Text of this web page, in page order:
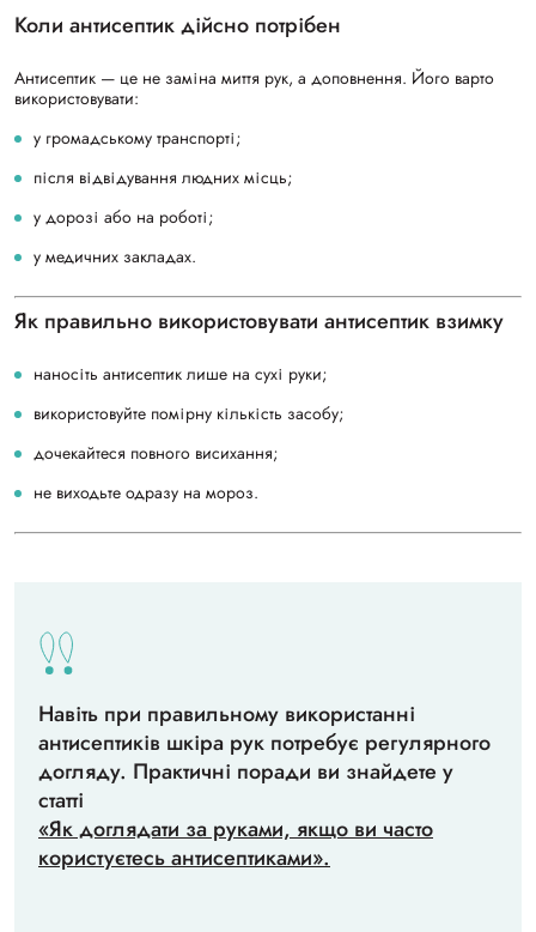
Коли антисептик дійсно потрібен
Антисептик — це не заміна миття рук, а доповнення. Його варто
використовувати:
у громадському транспорті;
після відвідування людних місць;
у дорозі або на роботі;
у медичних закладах.
Як правильно використовувати антисептик взимку
наносіть антисептик лише на сухі руки;
використовуйте помірну кількість засобу;
дочекайтеся повного висихання;
не виходьте одразу на мороз.
Навіть при правильному використанні
антисептиків шкіра рук потребує регулярного
догляду. Практичні поради ви знайдете у
статті
«Як доглядати за руками, якщо ви часто
користуєтесь антисептиками».